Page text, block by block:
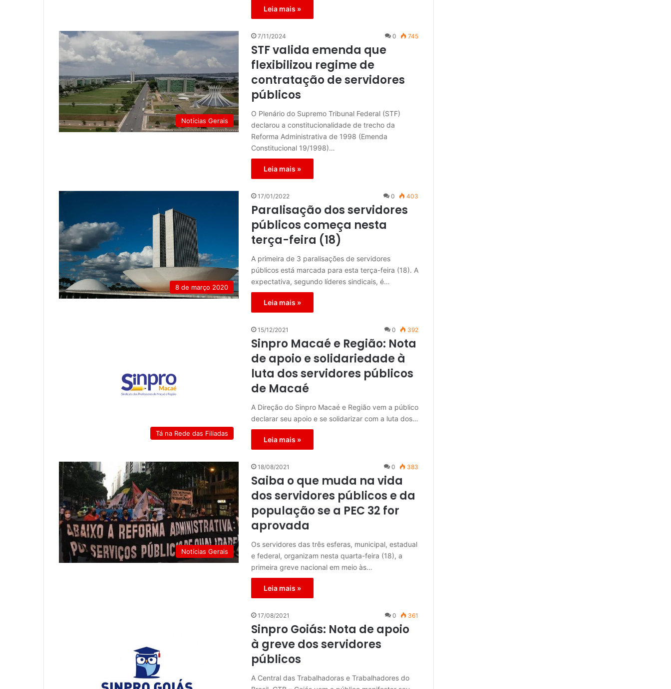
Leia mais »
Notícias Gerais
7/11/2024 0 745
STF valida emenda que
flexibilizou regime de
contratação de servidores
públicos
O Plenário do Supremo Tribunal Federal (STF)
declarou a constitucionalidade de trecho da
Reforma Administrativa de 1998 (Emenda
Constitucional 19/1998)…
Leia mais »
8 de março 2020
17/01/2022 0 403
Paralisação dos servidores
públicos começa nesta
terça-feira (18)
A primeira de 3 paralisações de servidores
públicos está marcada para esta terça-feira (18). A
expectativa, segundo líderes sindicais, é…
Leia mais »
Tá na Rede das Filiadas
15/12/2021 0 392
Sinpro Macaé e Região: Nota
de apoio e solidariedade à
luta dos servidores públicos
de Macaé
A Direção do Sinpro Macaé e Região vem a público
declarar seu apoio e se solidarizar com a luta dos…
Leia mais »
Notícias Gerais
18/08/2021 0 383
Saiba o que muda na vida
dos servidores públicos e da
população se a PEC 32 for
aprovada
Os servidores das três esferas, municipal, estadual
e federal, organizam nesta quarta-feira (18), a
primeira greve nacional em meio às…
Leia mais »
17/08/2021 0 361
Sinpro Goiás: Nota de apoio
à greve dos servidores
públicos
A Central das Trabalhadoras e Trabalhadores do